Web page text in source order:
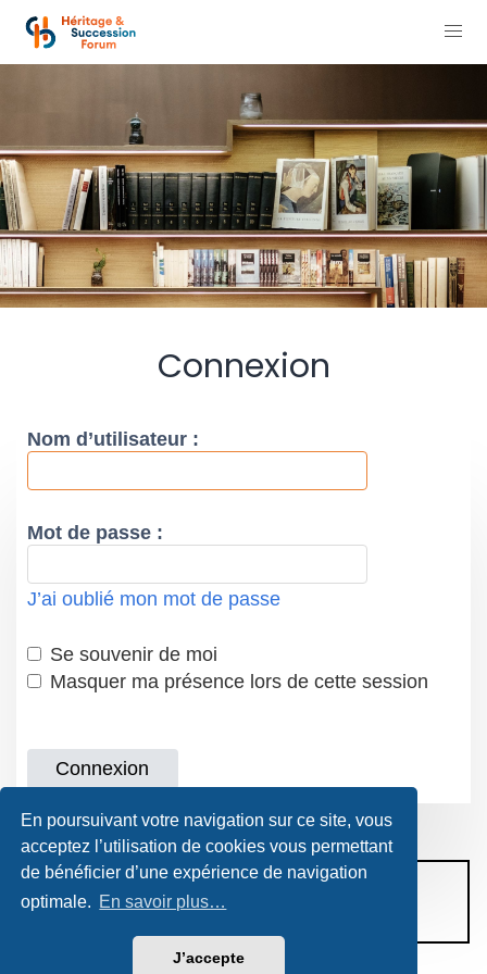
En poursuivant votre navigation sur ce site, vous
acceptez l’utilisation de cookies vous permettant
de bénéficier d’une expérience de navigation
optimale. En savoir plus…
J’accepte
Connexion
Nom d’utilisateur :
Mot de passe :
J’ai oublié mon mot de passe
Se souvenir de moi
Masquer ma présence lors de cette session
CONDITIONS D’UTILISATION
POLITIQUE DE VIE PRIVÉE